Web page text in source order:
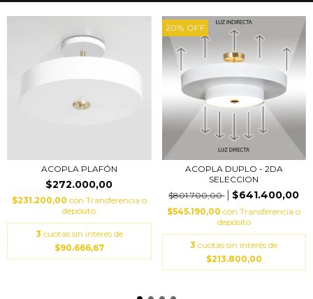
ACOPLA PLAFÓN
$272.000,00
$231.200,00 con Transferencia o
depósito
3 cuotas sin interés de
$90.666,67
20% OFF
ACOPLA DUPLO - 2DA
SELECCION
$801.700,00
$641.400,00
$545.190,00con Transferencia o
depósito
3 cuotas sin interés de
$213.800,00